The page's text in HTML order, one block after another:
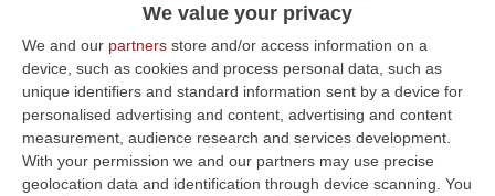
We value your privacy
We and our partners store and/or access information on a
device, such as cookies and process personal data, such as
unique identifiers and standard information sent by a device for
personalised advertising and content, advertising and content
measurement, audience research and services development.
With your permission we and our partners may use precise
geolocation data and identification through device scanning. You
Milano, Vannacci Candida Il Generale Burgio
“ROMA “La sfida delle grandi città correremo in tutte le grandi città
Milano, Bologna, Roma e Napoli. Ci presenteremo come Futuro
nazionale…
08 Agosto, 22:19
Messina, I “No Ponte” Di Nuovo In Marcia